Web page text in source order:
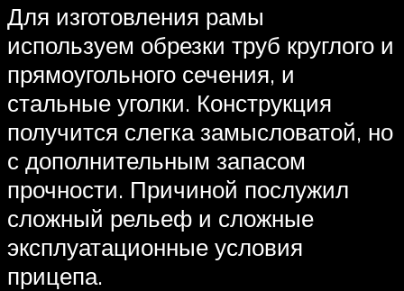
Для изготовления рамы
используем обрезки труб круглого и
прямоугольного сечения, и
стальные уголки. Конструкция
получится слегка замысловатой, но
с дополнительным запасом
прочности. Причиной послужил
сложный рельеф и сложные
эксплуатационные условия
прицепа.